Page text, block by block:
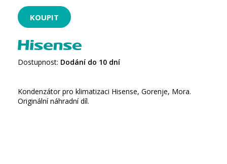
Dostupnost: Dodání do 10 dní
Kondenzátor pro klimatizaci Hisense, Gorenje, Mora.
Originální náhradní díl.